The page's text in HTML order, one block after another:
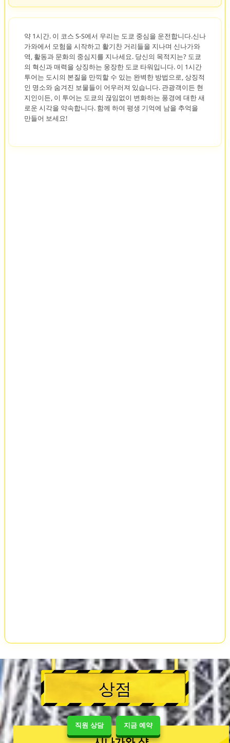
직원 상담 지금 예약
약 1시간. 이 코스 S-S에서 우리는 도쿄 중심을 운전합니다.신나
가와에서 모험을 시작하고 활기찬 거리들을 지나며 신나가와
역, 활동과 문화의 중심지를 지나세요. 당신의 목적지는? 도쿄
의 혁신과 매력을 상징하는 웅장한 도쿄 타워입니다. 이 1시간
투어는 도시의 본질을 만끽할 수 있는 완벽한 방법으로, 상징적
인 명소와 숨겨진 보물들이 어우러져 있습니다. 관광객이든 현
지인이든, 이 투어는 도쿄의 끊임없이 변화하는 풍경에 대한 새
로운 시각을 약속합니다. 함께 하여 평생 기억에 남을 추억을
만들어 보세요!
상점